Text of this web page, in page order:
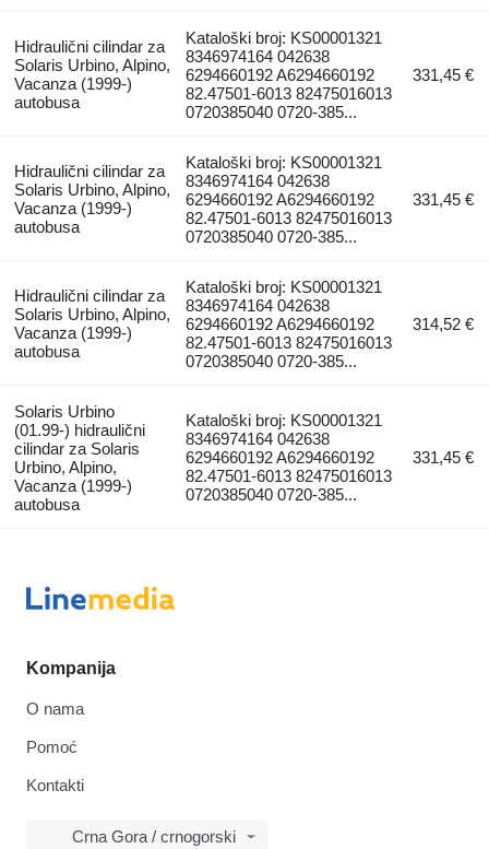
Hidraulični cilindar za
Solaris Urbino, Alpino,
Vacanza (1999-)
autobusa
Kataloški broj: KS00001321
8346974164 042638
6294660192 A6294660192
82.47501-6013 82475016013
0720385040 0720-385...
331,45 €
Hidraulični cilindar za
Solaris Urbino, Alpino,
Vacanza (1999-)
autobusa
Kataloški broj: KS00001321
8346974164 042638
6294660192 A6294660192
82.47501-6013 82475016013
0720385040 0720-385...
331,45 €
Hidraulični cilindar za
Solaris Urbino, Alpino,
Vacanza (1999-)
autobusa
Kataloški broj: KS00001321
8346974164 042638
6294660192 A6294660192
82.47501-6013 82475016013
0720385040 0720-385...
314,52 €
Solaris Urbino
(01.99-) hidraulični
cilindar za Solaris
Urbino, Alpino,
Vacanza (1999-)
autobusa
Kataloški broj: KS00001321
8346974164 042638
6294660192 A6294660192
82.47501-6013 82475016013
0720385040 0720-385...
331,45 €
Kompanija
O nama
Pomoć
Kontakti
Crna Gora / crnogorski